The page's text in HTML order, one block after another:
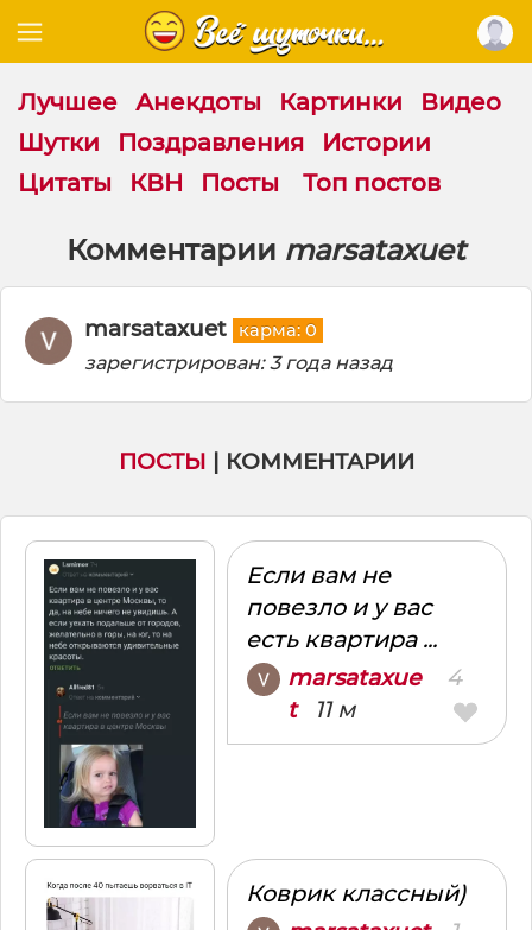
Лучшее Анекдоты Картинки
Видео
Шутки
Поздравления
Истории
Цитаты
КВН Посты Топ постов
Комментарии marsataxuet
marsataxuet карма: 0
зарегистрирован: 3 года назад
ПОСТЫ | КОММЕНТАРИИ
Если вам не
повезло и у вас
есть квартира ...
marsataxue
t11 м
4
Коврик классный)